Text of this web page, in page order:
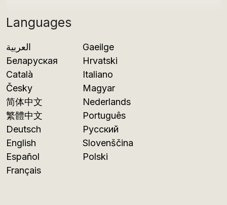
Languages
العربية
Беларуская
Català
Česky
简体中文
繁體中文
Deutsch
English
Español
Français
Gaeilge
Hrvatski
Italiano
Magyar
Nederlands
Português
Русский
Slovenščina
Polski